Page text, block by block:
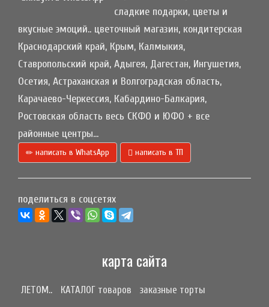
сладкие подарки, цветы и
вкусные эмоций.. цветочный магазин, кондитерская
Краснодарский край, Крым, Калмыкия,
Ставропольский край, Адыгея, Дагестан, Ингушетия,
Осетия, Астраханская и Волгоградская область,
Карачаево-Черкессия, Кабардино-Балкария,
Ростовская область весь СКФО и ЮФО + все
районные центры...
написать в WhatsApp написать в ТП
поделиться в соцсетях
карта сайта
ЛЕТОМ.. КАТАЛОГ товаров
заказные торты